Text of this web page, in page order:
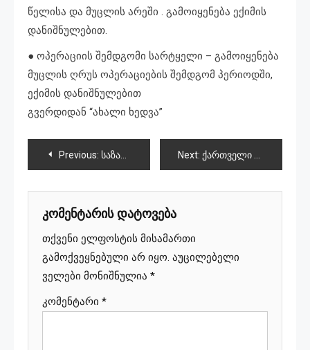
წელისა და მუცლის არეში . გამოიყენება ექიმის
დანიშნულებით.
● ოპერაციის შემდგომი სარტყელი – გამოიყენება
მუცლის ღრუს ოპერაციების შემდგომ პერიოდში,
ექიმის დანიშნულებით
გვერდიდან “ახალი ხედვა”
პოსტის
ნავიგაცია
Previous: საზარელი დანაშაული-“ჯერ თოკით გაკოჭეს, მერე ხელით მოახრჩვეს” Next: ქართველი ფეხბურთელების კიდევ ერთი გამარჯვება ალბანეთთან
კომენტარის დატოვება
თქვენი ელფოსტის მისამართი
გამოქვეყნებული არ იყო. აუცილებელი
ველები მონიშნულია *
კომენტარი *